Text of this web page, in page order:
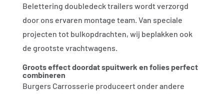
Belettering doubledeck trailers wordt verzorgd
door ons ervaren montage team. Van speciale
projecten tot bulkopdrachten, wij beplakken ook
de grootste vrachtwagens.
Groots effect doordat spuitwerk en folies perfect
combineren
Burgers Carrosserie produceert onder andere